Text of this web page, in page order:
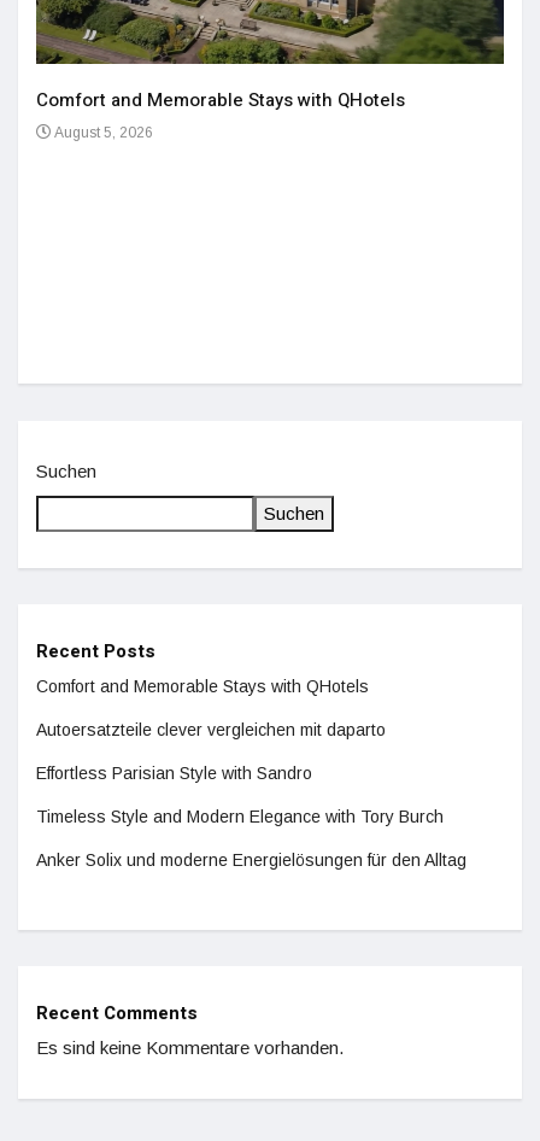
Comfort and Memorable Stays with QHotels
August 5, 2026
Suchen
Suchen
Recent Posts
Comfort and Memorable Stays with QHotels
Autoersatzteile clever vergleichen mit daparto
Effortless Parisian Style with Sandro
Timeless Style and Modern Elegance with Tory Burch
Anker Solix und moderne Energielösungen für den Alltag
Recent Comments
Es sind keine Kommentare vorhanden.